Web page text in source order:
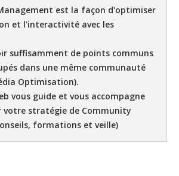
est la façon d'optimiser
et l'interactivité avec les
suffisamment de points communs
dans une même communauté
Optimisation).
vous guide et vous accompagne
votre stratégie de Community
formations et veille)